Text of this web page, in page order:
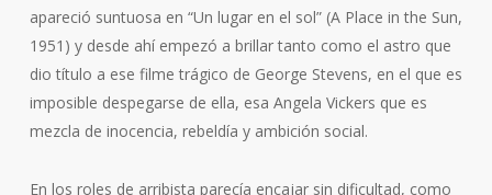
apareció suntuosa en “Un lugar en el sol” (A Place in the Sun,
1951) y desde ahí empezó a brillar tanto como el astro que
dio título a ese filme trágico de George Stevens, en el que es
imposible despegarse de ella, esa Angela Vickers que es
mezcla de inocencia, rebeldía y ambición social.
En los roles de arribista parecía encajar sin dificultad, como